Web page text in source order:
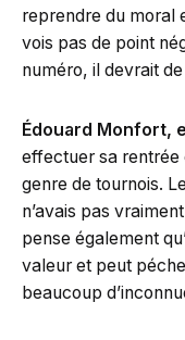
reprendre du moral
vois pas de point
numéro, il devrait
Édouard Monfort,
effectuer sa rentrée
genre de tournois.
n’avais pas
pense également
valeur et peut
beaucoup